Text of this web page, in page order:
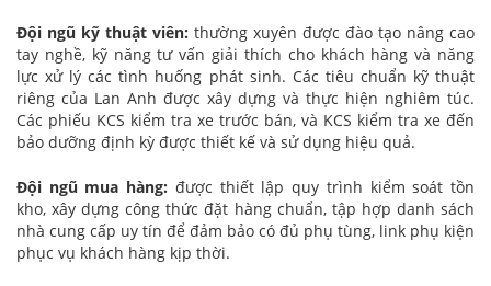
Đội ngũ kỹ thuật viên: thường xuyên được đào tạo nâng cao
tay nghề, kỹ năng tư vấn giải thích cho khách hàng và năng
lực xử lý các tình huống phát sinh. Các tiêu chuẩn kỹ thuật
riêng của Lan Anh được xây dựng và thực hiện nghiêm túc.
Các phiếu KCS kiểm tra xe trước bán, và KCS kiểm tra xe đến
bảo dưỡng định kỳ được thiết kế và sử dụng hiệu quả.
Đội ngũ mua hàng: được thiết lập quy trình kiểm soát tồn
kho, xây dựng công thức đặt hàng chuẩn, tập hợp danh sách
nhà cung cấp uy tín để đảm bảo có đủ phụ tùng, link phụ kiện
phục vụ khách hàng kịp thời.